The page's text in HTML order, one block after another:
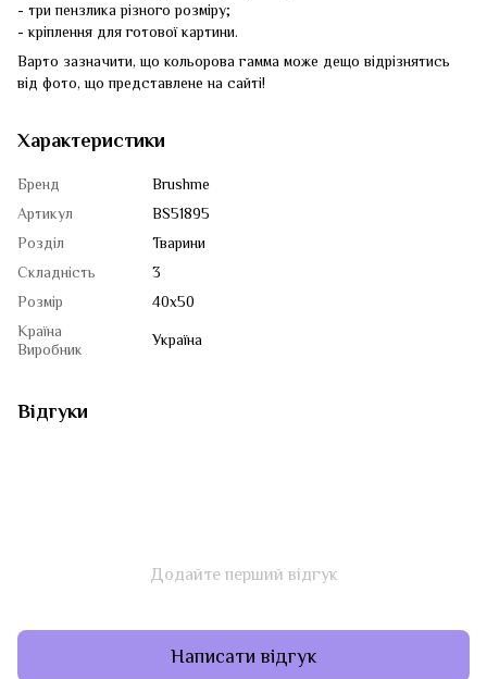
- три пензлика різного розміру;
- кріплення для готової картини.
Варто зазначити, що кольорова гамма може дещо відрізнятись
від фото, що представлене на сайті!
Характеристики
Бренд
Brushme
Артикул
BS51895
Розділ
Тварини
Складність
3
Розмір
40x50
Країна
Виробник
Україна
Відгуки
Додайте перший відгук
Написати відгук